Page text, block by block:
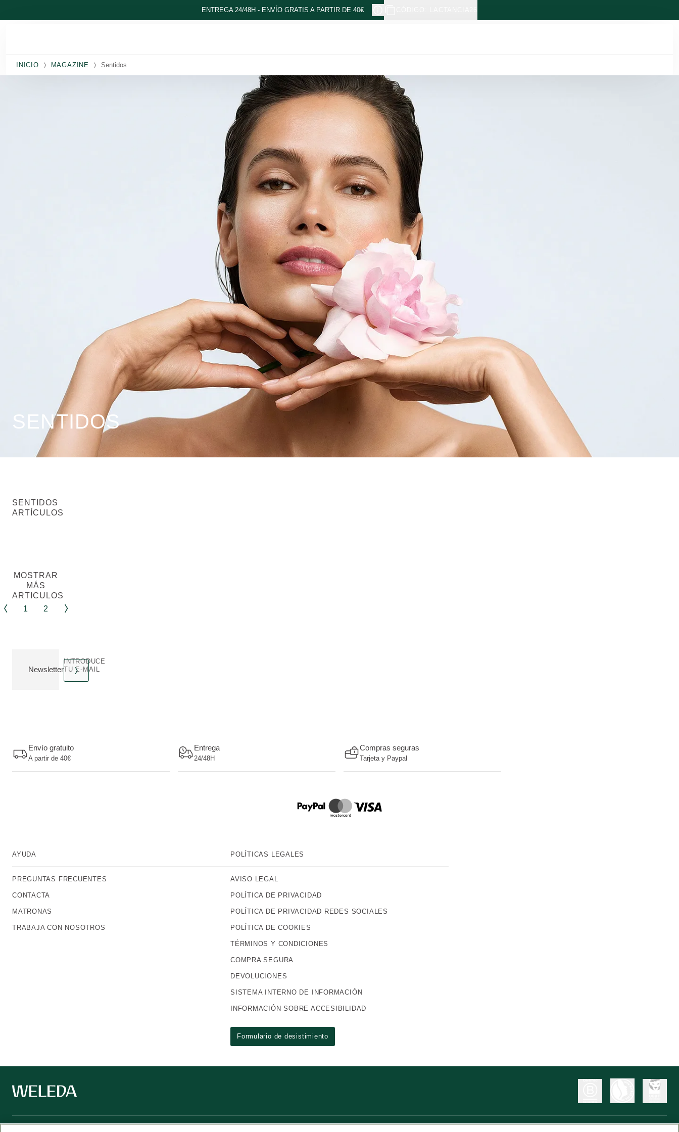
ENTREGA 24/48H - ENVÍO GRATIS A PARTIR DE 40€
INICIO MAGAZINE Sentidos
SENTIDOS
SENTIDOS
ARTÍCULOS
MOSTRAR
MÁS
ARTICULOS
1
2
Newsletter
INTRODUCE
TU E-MAIL
Envío gratuito
A partir de 40€
Entrega
24/48H
Compras seguras
Tarjeta y Paypal
AYUDA
PREGUNTAS FRECUENTES
CONTACTA
MATRONAS
TRABAJA CON NOSOTROS
POLÍTICAS LEGALES
AVISO LEGAL
POLÍTICA DE PRIVACIDAD
POLÍTICA DE PRIVACIDAD REDES SOCIALES
POLÍTICA DE COOKIES
TÉRMINOS Y CONDICIONES
COMPRA SEGURA
DEVOLUCIONES
SISTEMA INTERNO DE INFORMACIÓN
INFORMACIÓN SOBRE ACCESIBILIDAD
Formulario de desistimiento